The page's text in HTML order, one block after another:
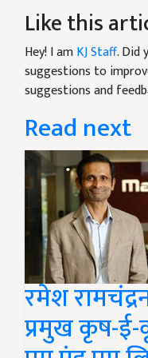
Like this
Hey! I amKJ Staff. Did
suggestions to
suggestions and
Read next
रमेश
प्रमुख कृष-ई-